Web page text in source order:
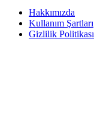
Hakkımızda
Kullanım Şartları
Gizlilik Politikası